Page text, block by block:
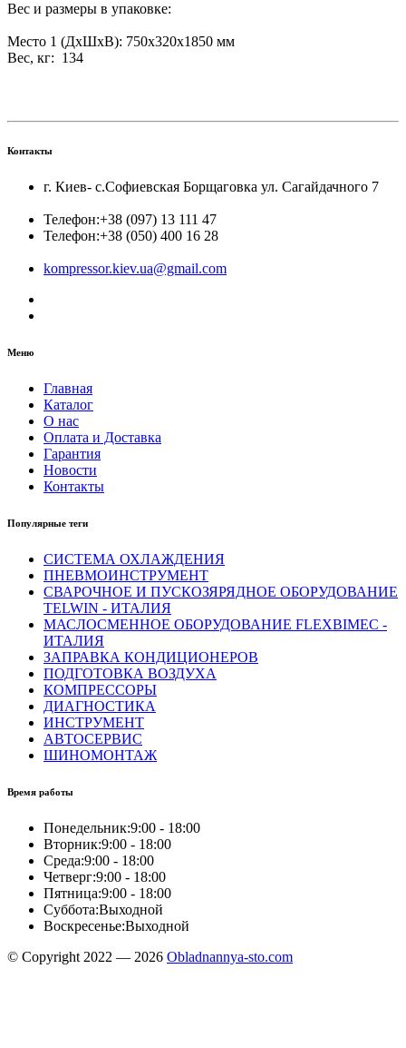
Вес и размеры в упаковке:
Место 1 (ДхШхВ): 750х320х1850 мм
Вес, кг: 134
Контакты
г. Киев- с.Софиевская Борщаговка ул. Сагайдачного 7
Телефон:+38 (097) 13 111 47
Телефон:+38 (050) 400 16 28
kompressor.kiev.ua@gmail.com
Меню
Главная
Каталог
О нас
Оплата и Доставка
Гарантия
Новости
Контакты
Популярные теги
СИСТЕМА ОХЛАЖДЕНИЯ
ПНЕВМОИНСТРУМЕНТ
СВАРОЧНОЕ И ПУСКОЗЯРЯДНОЕ ОБОРУДОВАНИЕ
TELWIN - ИТАЛИЯ
МАСЛОСМЕННОЕ ОБОРУДОВАНИЕ FLEXBIMEC -
ИТАЛИЯ
ЗАПРАВКА КОНДИЦИОНЕРОВ
ПОДГОТОВКА ВОЗДУХА
КОМПРЕССОРЫ
ДИАГНОСТИКА
ИНСТРУМЕНТ
АВТОСЕРВИС
ШИНОМОНТАЖ
Время работы
Понедельник:9:00 - 18:00
Вторник:9:00 - 18:00
Среда:9:00 - 18:00
Четверг:9:00 - 18:00
Пятница:9:00 - 18:00
Суббота:Выходной
Воскресенье:Выходной
© Copyright 2022 — 2026 Obladnannya-sto.com